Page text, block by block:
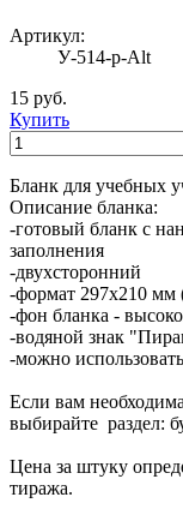
Артикул:
У-514-р-Alt
15 руб.
Купить
Бланк для учебных
Описание бланка:
-готовый бланк с
заполнения
-двухсторонний
-формат 297х210 мм
-фон бланка -
-водяной знак
-можно
Если вам
выбирайте раздел:
Цена за штуку
тиража.